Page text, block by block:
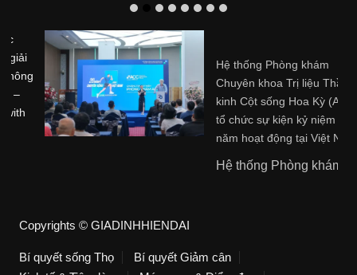
Chuyên khoa Trị liệu Thần
tổ chức sự kiện kỷ niệm 20
năm hoạt động tại Việt Nam
Hệ thống Phòng khám ...
Kinh tế & Tiêu dùng
Món ngon & Điểm đẹp